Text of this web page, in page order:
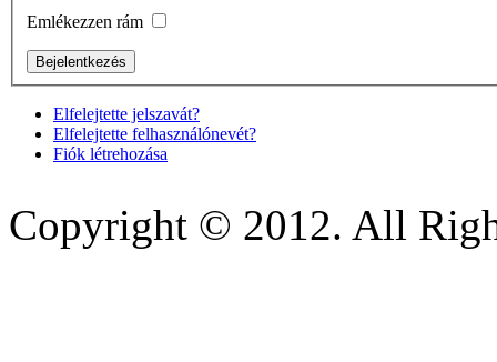
Emlékezzen rám
Elfelejtette jelszavát?
Elfelejtette felhasználónevét?
Fiók létrehozása
Copyright © 2012. All